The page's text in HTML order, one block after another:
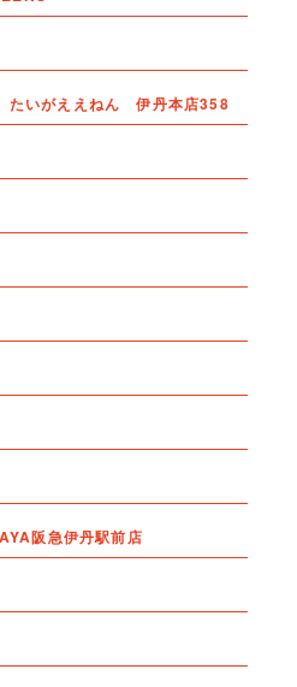
たいがええねん 伊丹本店358
阪急伊丹駅前店